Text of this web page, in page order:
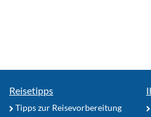
Reisetipps
Tipps zur Reisevorbereitung